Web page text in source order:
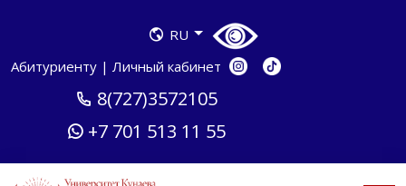
RU
Абитуриенту | Личный кабинет
8(727)3572105
+7 701 513 11 55